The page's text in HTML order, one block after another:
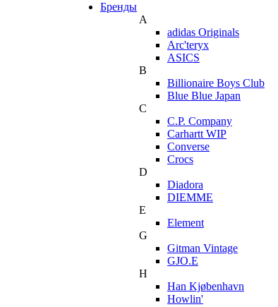
Бренды
A
adidas Originals
Arc'teryx
ASICS
B
Billionaire Boys Club
Blue Blue Japan
C
C.P. Company
Carhartt WIP
Converse
Crocs
D
Diadora
DIEMME
E
Element
G
Gitman Vintage
GJO.E
H
Han Kjøbenhavn
Howlin'